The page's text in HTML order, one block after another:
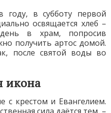
в субботу первой
освящается хлеб –
в храм, попросив
получить артос домой.
после святой воды во
икона
с крестом и Евангелием.